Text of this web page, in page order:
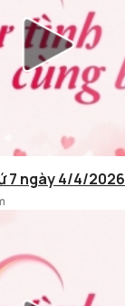
7 ngày 4/4/2026